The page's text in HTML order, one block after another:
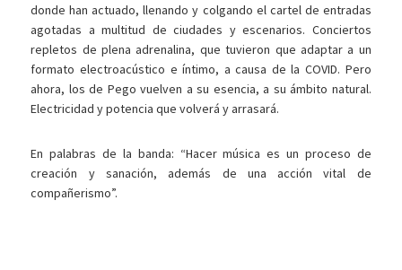
donde han actuado, llenando y colgando el cartel de entradas
agotadas a multitud de ciudades y escenarios. Conciertos
repletos de plena adrenalina, que tuvieron que adaptar a un
formato electroacústico e íntimo, a causa de la COVID. Pero
ahora, los de Pego vuelven a su esencia, a su ámbito natural.
Electricidad y potencia que volverá y arrasará.
En palabras de la banda: “Hacer música es un proceso de
creación y sanación, además de una acción vital de
compañerismo”.